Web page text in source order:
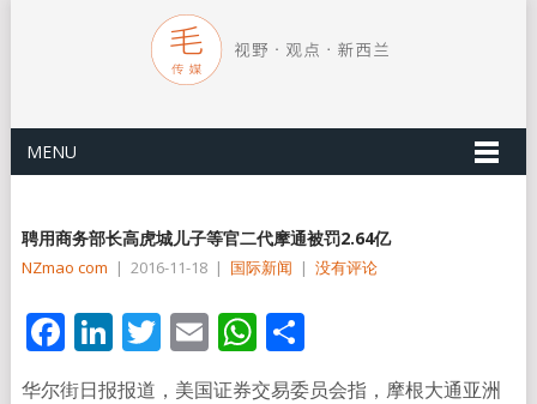
MENU
聘用商务部长高虎城儿子等官二代摩通被罚2.64亿
NZmao com | 2016-11-18 | 国际新闻 | 没有评论
Facebook
LinkedIn
Twitter
EmailWhatsApp
分
享
华尔街日报报道，美国证券交易委员会指，摩根大通亚洲